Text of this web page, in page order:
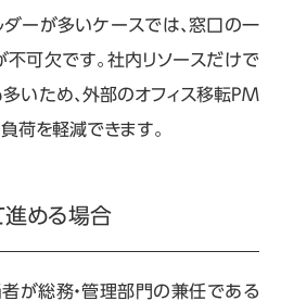
ーが多いケースでは、窓口の一
可欠です。社内リソースだけで
いため、外部のオフィス移転PM
荷を軽減できます。
進める場合
が総務・管理部門の兼任である